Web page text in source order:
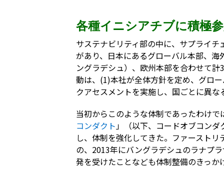
各種イニシアチブに積極
サステナビリティ部の中に、サプライ
があり、日本にあるグローバル本部、
ングラデシュ）、欧州本部を合わせて
動は、(1)本社が全体方針を定め、グロ
クアセスメントを実施し、国ごとに異
当初からこのような体制であったわけ
コンダクト」（以下、コードオブコン
し、体制を強化してきた。ファースト
の、2013年にバングラデシュのラナプ
発を受けたことなども体制整備のきっか